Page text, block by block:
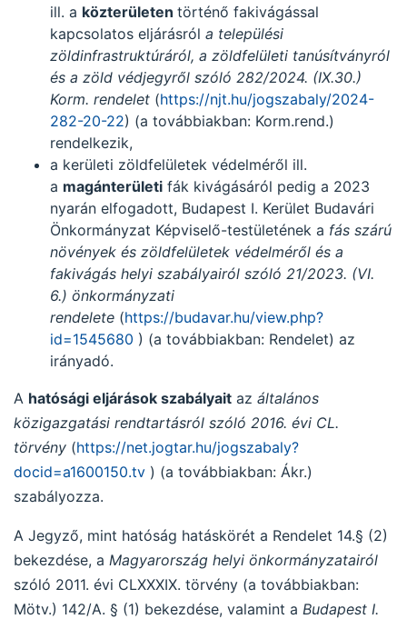
ill. a közterületen történő fakivágással
kapcsolatos eljárásról a települési
zöldinfrastruktúráról, a zöldfelületi tanúsítványról
és a zöld védjegyről szóló 282/2024. (IX.30.)
Korm. rendelet (https://njt.hu/jogszabaly/2024-
282-20-22) (a továbbiakban: Korm.rend.)
rendelkezik,
a kerületi zöldfelületek védelméről ill.
a magánterületi fák kivágásáról pedig a 2023
nyarán elfogadott, Budapest I. Kerület Budavári
Önkormányzat Képviselő-testületének a fás szárú
növények és zöldfelületek védelméről és a
fakivágás helyi szabályairól szóló 21/2023. (VI.
6.) önkormányzati
rendelete (https://budavar.hu/view.php?
id=1545680 ) (a továbbiakban: Rendelet) az
irányadó.
A hatósági eljárások szabályait az általános
közigazgatási rendtartásról szóló 2016. évi CL.
törvény (https://net.jogtar.hu/jogszabaly?
docid=a1600150.tv ) (a továbbiakban: Ákr.)
szabályozza.
A Jegyző, mint hatóság hatáskörét a Rendelet 14.§ (2)
bekezdése, a Magyarország helyi önkormányzatairól
szóló 2011. évi CLXXXIX. törvény (a továbbiakban:
Mötv.) 142/A. § (1) bekezdése, valamint a Budapest I.